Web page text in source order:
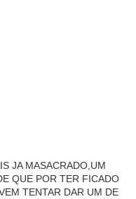
JA MASACRADO,UM
QUE POR TER FICADO
TENTAR DAR UM DE